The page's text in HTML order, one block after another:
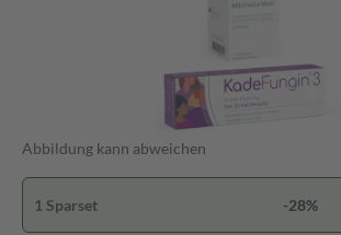
Abbildung kann abweichen
1 Sparset -28%